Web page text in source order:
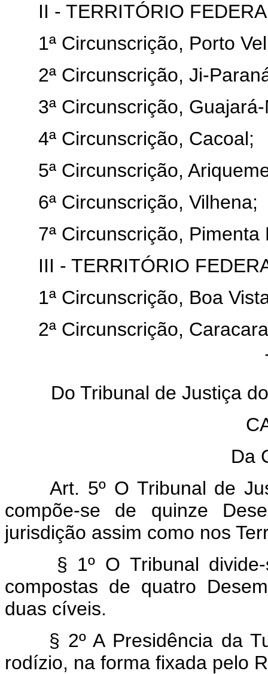
II - TERRITÓRIO
1ª Circunscrição, Porto
2ª Circunscrição, Ji-
3ª Circunscrição,
4ª Circunscrição, Cacoal;
5ª Circunscrição,
6ª Circunscrição, Vilhena;
7ª Circunscrição, Pimenta
III - TERRITÓRIO
1ª Circunscrição, Boa
2ª Circunscrição,
Do Tribunal de Justiça
Da
Art. 5º O Tribunal de
compõe-se de quinze
jurisdição assim como nos
§ 1º O Tribunal divide-
compostas de quatro
duas cíveis.
§ 2º A Presidência da
rodízio, na forma fixada pelo